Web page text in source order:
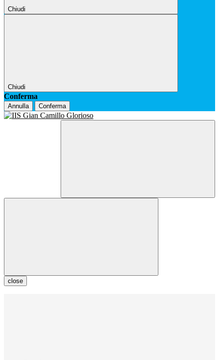
Chiudi
Chiudi
Conferma
Annulla Conferma
close